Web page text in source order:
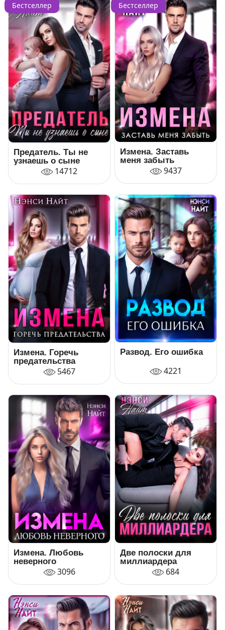
Бестселлер
Предатель. Ты не
узнаешь о сыне
14712
Бестселлер
Измена. Заставь
меня забыть
9437
Измена. Горечь
предательства
5467
Развод. Его ошибка
4221
Измена. Любовь
неверного
3096
Две полоски для
миллиардера
684